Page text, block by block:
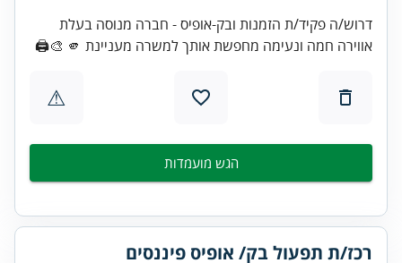
דרוש/ה פקיד/ת הזמנות ובק-אופיס - חברה מנוסה בעלת
אווירה חמה ונעימה מחפשת אותך למשרה מעניינת 🫵 🎨🖨️
⚠
הגש מועמדות
רכז/ת תפעול בק/ אופיס פיננסים